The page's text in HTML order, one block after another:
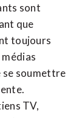
sont
que
toujours
se soumettre
TV,